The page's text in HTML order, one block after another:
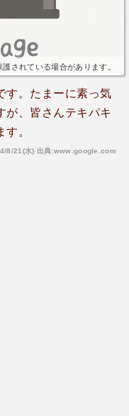
されている場合があります。
す。たまーに素っ気
が、皆さんテキパキ
。
8/21(水) 出典:www.google.com